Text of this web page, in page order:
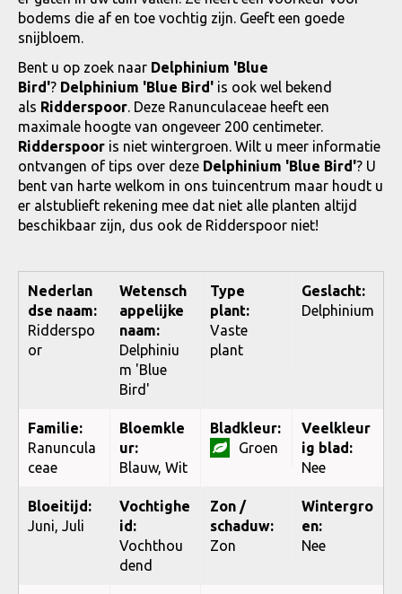
bodems die af en toe vochtig zijn. Geeft een goede
snijbloem.
Bent u op zoek naar Delphinium 'Blue
Bird'? Delphinium 'Blue Bird' is ook wel bekend
als Ridderspoor. Deze Ranunculaceae heeft een
maximale hoogte van ongeveer 200 centimeter.
Ridderspoor is niet wintergroen. Wilt u meer informatie
ontvangen of tips over deze Delphinium 'Blue Bird'? U
bent van harte welkom in ons tuincentrum maar houdt u
er alstublieft rekening mee dat niet alle planten altijd
beschikbaar zijn, dus ook de Ridderspoor niet!
Nederlan
dse naam:
Ridderspo
or
Wetensch
appelijke
naam:
Delphiniu
m 'Blue
Bird'
Type
plant:
Vaste
plant
Geslacht:
Delphinium
Familie:
Ranuncula
ceae
Bloemkle
ur:
Blauw, Wit
Bladkleur:
Groen
Veelkleur
ig blad:
Nee
Bloeitijd:
Juni, Juli
Vochtighe
id:
Vochthou
dend
Zon /
schaduw:
Zon
Wintergro
en:
Nee